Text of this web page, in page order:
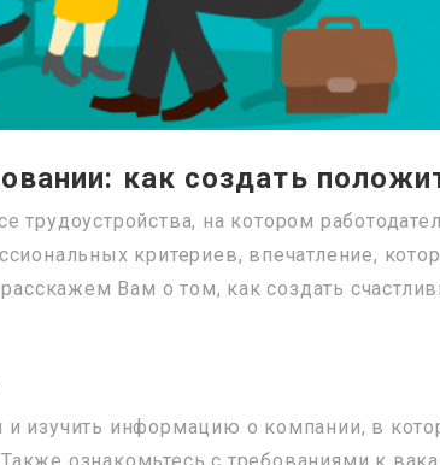
как создать
трудоустройства, на котором
критериев, впечатление,
Вам о том, как создать
изучить информацию о компании, в